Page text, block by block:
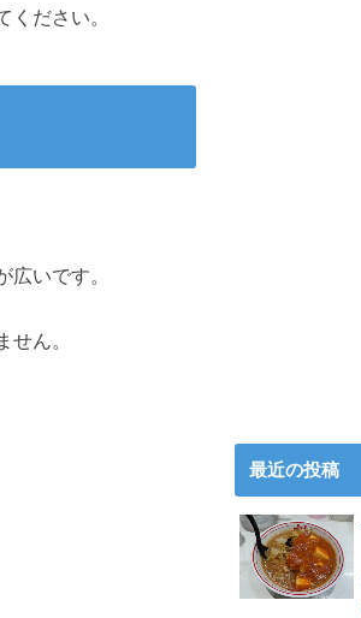
ださい。
いです。
ん。
最近の投稿